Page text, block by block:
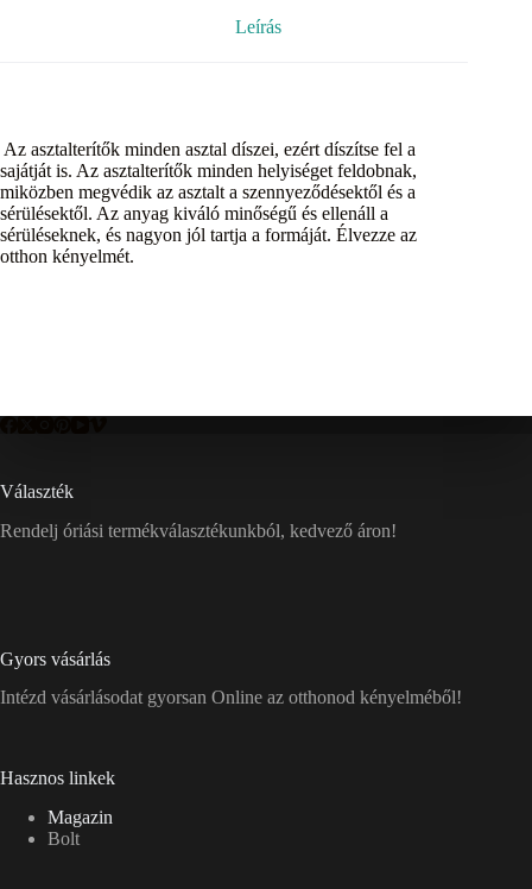
Leírás
Az asztalterítők minden asztal díszei, ezért díszítse fel a
sajátját is. Az asztalterítők minden helyiséget feldobnak,
miközben megvédik az asztalt a szennyeződésektől és a
sérülésektől. Az anyag kiváló minőségű és ellenáll a
sérüléseknek, és nagyon jól tartja a formáját. Élvezze az
otthon kényelmét.
Választék
Rendelj óriási termékválasztékunkból, kedvező áron!
Gyors vásárlás
Intézd vásárlásodat gyorsan Online az otthonod kényelméből!
Hasznos linkek
Magazin
Bolt